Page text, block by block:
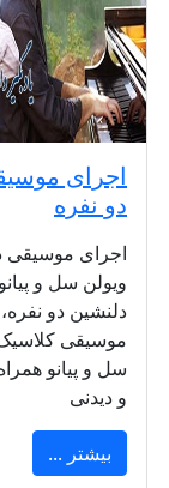
اجرای
دو نفره
اجرای موسیقی
ویولن‌ سل و
دلنشین دو
موسیقی
سل و پیانو
و دیدنی
بیشتر ...